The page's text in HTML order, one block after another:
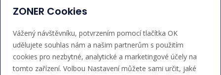
Akceptujeme platby kartou, Google/Apple Pay,
bankovním převodem a kreditem.
ZONER Cookies
Vážený návštěvníku, potvrzením pomocí tlačítka OK
udělujete souhlas nám a našim partnerům s použitím
cookies pro nezbytné, analytické a marketingové účely na
tomto zařízení. Volbou Nastavení můžete sami určit, jaké